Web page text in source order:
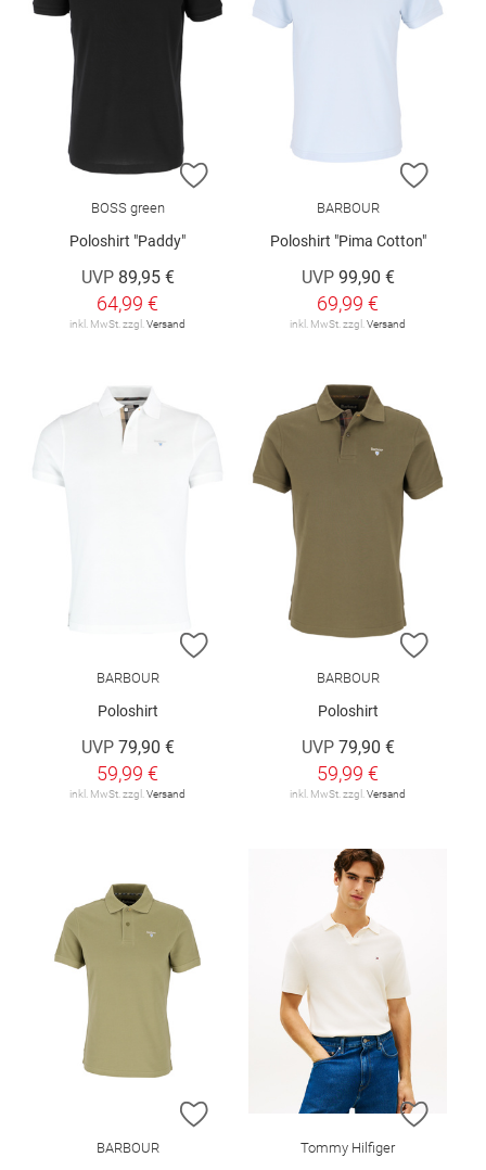
ZUR WUNSCHLISTE HINZUFÜGEN
BOSS green
Poloshirt "Paddy"
UVP 89,95 €
64,99 €
inkl. MwSt. zzgl. Versand
ZUR
BARBOUR
Poloshirt "Pima Cotton"
UVP 99,90 €
69,99 €
inkl. MwSt. zzgl. Versand
ZUR WUNSCHLISTE HINZUFÜGEN
BARBOUR
Poloshirt
UVP 79,90 €
59,99 €
inkl. MwSt. zzgl. Versand
ZUR
BARBOUR
Poloshirt
UVP 79,90 €
59,99 €
inkl. MwSt. zzgl. Versand
ZUR WUNSCHLISTE HINZUFÜGEN
BARBOUR
ZUR
Tommy Hilfiger